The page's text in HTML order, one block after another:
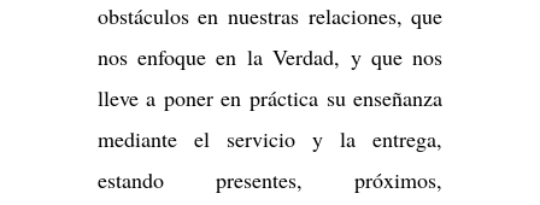
obstáculos en nuestras relaciones, que
nos enfoque en la Verdad, y que nos
lleve a poner en práctica su enseñanza
mediante el servicio y la entrega,
estando presentes, próximos,